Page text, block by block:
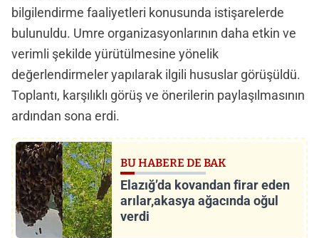
bilgilendirme faaliyetleri konusunda istişarelerde
bulunuldu. Umre organizasyonlarının daha etkin ve
verimli şekilde yürütülmesine yönelik
değerlendirmeler yapılarak ilgili hususlar görüşüldü.
Toplantı, karşılıklı görüş ve önerilerin paylaşılmasının
ardından sona erdi.
BU HABERE DE BAK
Elazığ’da kovandan firar eden
arılar,akasya ağacında oğul
verdi